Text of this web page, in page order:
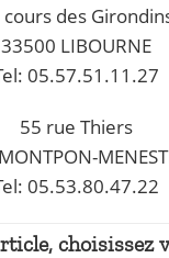
cours des
33500 LIBOURNE
05.57.51.11.27
55 rue Thiers
05.53.80.47.22
choisissez